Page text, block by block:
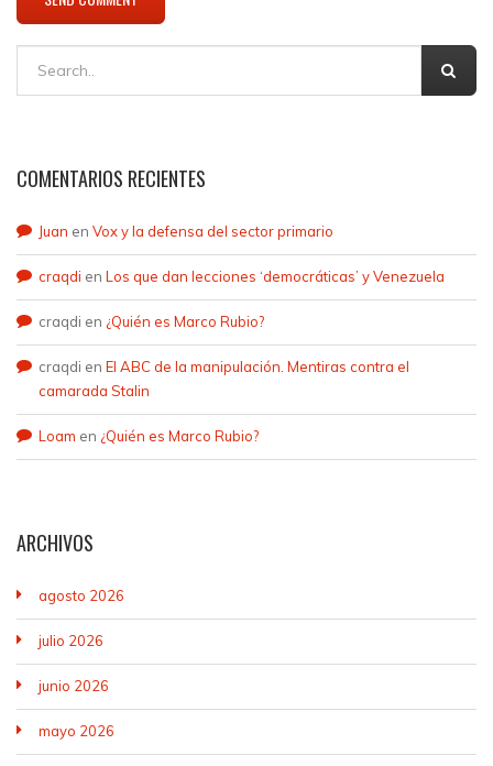
COMENTARIOS RECIENTES
Juan en Vox y la defensa del sector primario
craqdi en Los que dan lecciones ‘democráticas’ y Venezuela
craqdi en ¿Quién es Marco Rubio?
craqdi en El ABC de la manipulación. Mentiras contra el
camarada Stalin
Loam en ¿Quién es Marco Rubio?
ARCHIVOS
agosto 2026
julio 2026
junio 2026
mayo 2026